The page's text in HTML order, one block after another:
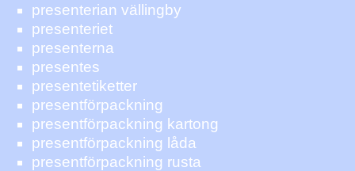
presenterian vällingby
presenteriet
presenterna
presentes
presentetiketter
presentförpackning
presentförpackning kartong
presentförpackning låda
presentförpackning rusta